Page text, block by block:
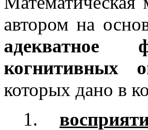
автором на
адекватное
когнитивных
которых дано в
1.